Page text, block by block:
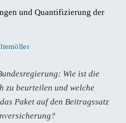
und Quantifizierung der
zu beurteilen und welche
Paket auf den Beitragssatz